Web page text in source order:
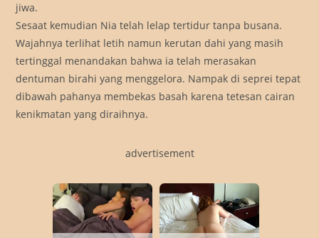
jiwa.
Sesaat kemudian Nia telah lelap tertidur tanpa busana.
Wajahnya terlihat letih namun kerutan dahi yang masih
tertinggal menandakan bahwa ia telah merasakan
dentuman birahi yang menggelora. Nampak di seprei tepat
dibawah pahanya membekas basah karena tetesan cairan
kenikmatan yang diraihnya.
advertisement